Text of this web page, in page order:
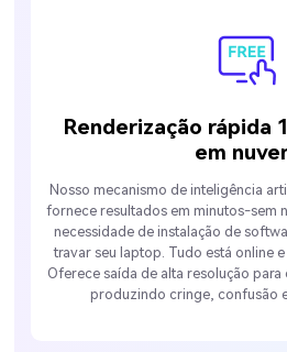
Renderização rápida
em
Nosso mecanismo de inteligência
fornece resultados em minutos-sem
necessidade de instalação de
travar seu laptop. Tudo está online
Oferece saída de alta resolução
produzindo cringe, confusão